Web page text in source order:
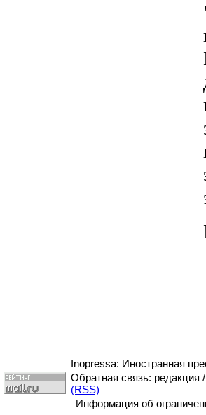
Inopressa: Иностранная
Обратная связь: редакция
(RSS)
Информация об